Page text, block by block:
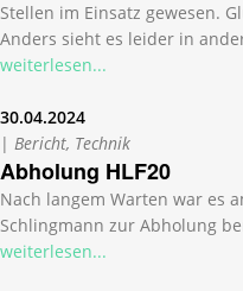
Stellen im Einsatz gewesen.
Anders sieht es leider in
weiterlesen...
30.04.2024
| Bericht, Technik
Abholung HLF20
Nach langem Warten war es
Schlingmann zur Abholung
weiterlesen...